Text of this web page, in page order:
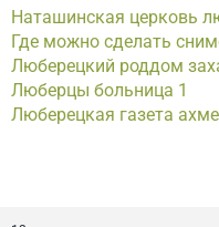
Наташинская церковь
Где можно сделать
Люберецкий роддом
Люберцы больница 1
Люберецкая газета